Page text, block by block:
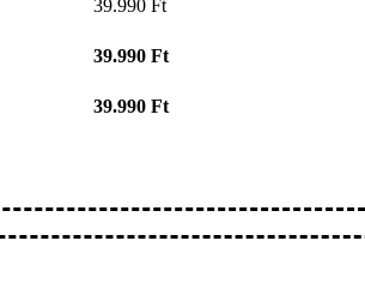
39.990 Ft
39.990 Ft
39.990 Ft